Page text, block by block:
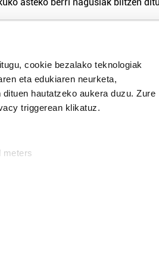
cookie bezalako teknologiak
eta edukiaren neurketa,
hautatzeko aukera duzu. Zure
triggerean klikatuz.
meters
Harpidetu
Horretarako zure